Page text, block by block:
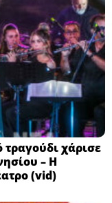
τραγούδι χάρισε
– Η
(vid)